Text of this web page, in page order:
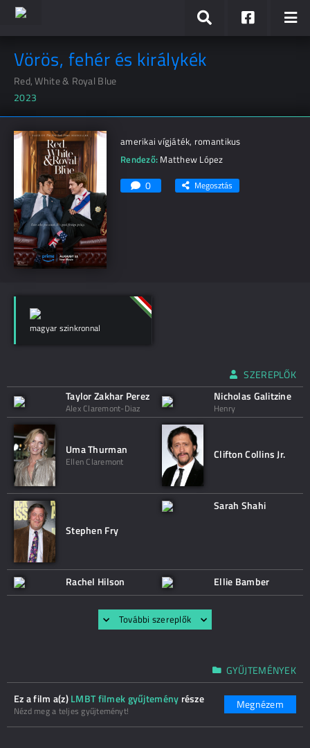
Vörös, fehér és királykék
Red, White & Royal Blue
2023
amerikai vígjáték, romantikus
Rendező: Matthew López
0 Megosztás
magyar szinkronnal
SZEREPLŐK
Taylor Zakhar Perez
Alex Claremont-Diaz
Nicholas Galitzine
Henry
Uma Thurman
Ellen Claremont
Clifton Collins Jr.
Stephen Fry
Sarah Shahi
Rachel Hilson Ellie Bamber
További szereplők
GYŰJTEMÉNYEK
Ez a film a(z)LMBT filmek gyűjtemény része
Nézd meg a teljes gyűjteményt! Megnézem